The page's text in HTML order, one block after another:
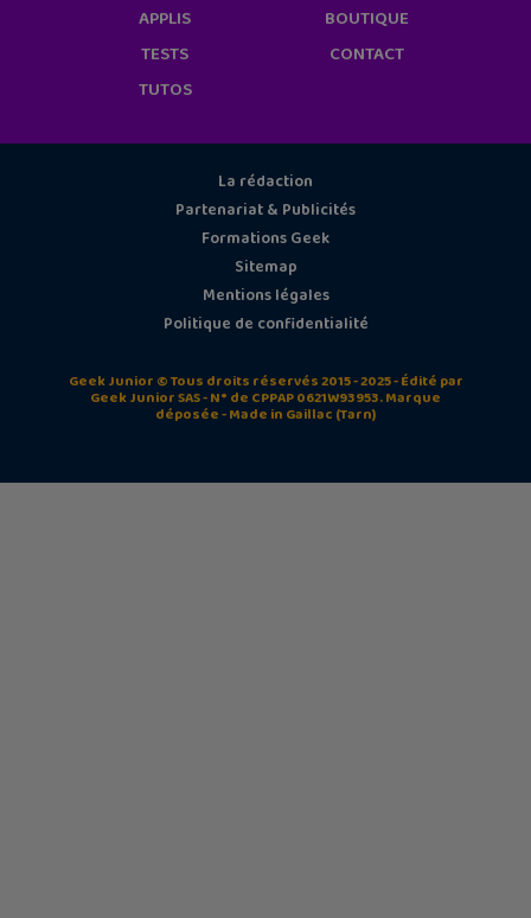
APPLIS
TESTS
TUTOS
BOUTIQUE
CONTACT
La rédaction
Partenariat & Publicités
Formations Geek
Sitemap
Mentions légales
Politique de confidentialité
Geek Junior © Tous droits réservés 2015 - 2025 - Édité par
Geek Junior SAS - N° de CPPAP 0621W93953. Marque
déposée - Made in Gaillac (Tarn)